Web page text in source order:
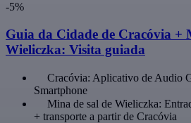
-5%
Guia da Cidade de Cracóvia +
Wieliczka: Visita guiada
Cracóvia: Aplicativo de Audio
Smartphone
Mina de sal de Wieliczka:
+ transporte a partir de Cracóvia